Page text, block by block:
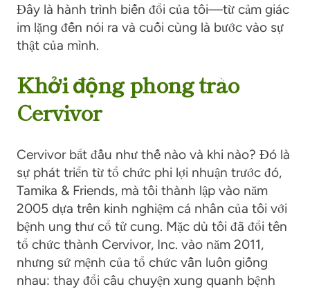
Đây là hành trình biến đổi của tôi—từ cảm giác
im lặng đến nói ra và cuối cùng là bước vào sự
thật của mình.
Khởi động phong trào
Cervivor
Cervivor bắt đầu như thế nào và khi nào? Đó là
sự phát triển từ tổ chức phi lợi nhuận trước đó,
Tamika & Friends, mà tôi thành lập vào năm
2005 dựa trên kinh nghiệm cá nhân của tôi với
bệnh ung thư cổ tử cung. Mặc dù tôi đã đổi tên
tổ chức thành Cervivor, Inc. vào năm 2011,
nhưng sứ mệnh của tổ chức vẫn luôn giống
nhau: thay đổi câu chuyện xung quanh bệnh